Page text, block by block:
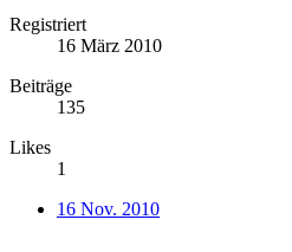
Registriert
16 März 2010
Beiträge
135
Likes
1
16 Nov. 2010